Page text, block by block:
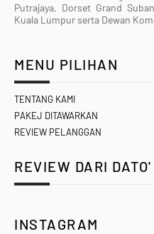
Putrajaya, Dorset Grand
Kuala Lumpur serta Dewan
MENU PILIHAN
TENTANG KAMI
PAKEJ DITAWARKAN
REVIEW PELANGGAN
REVIEW DARI
INSTAGRAM